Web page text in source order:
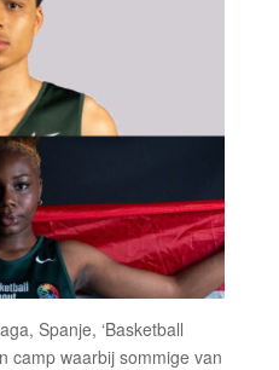
Spanje, ‘Basketball
camp waarbij sommige van